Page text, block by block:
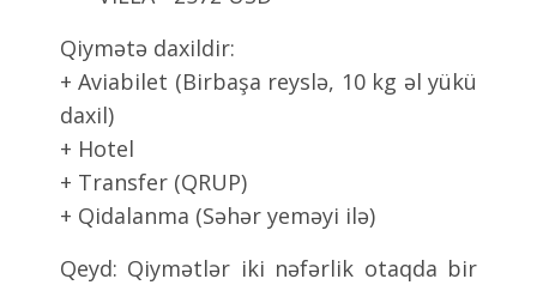
Qiymətə daxildir:
+ Aviabilet (Birbaşa reyslə, 10 kg əl yükü
daxil)
+ Hotel
+ Transfer (QRUP)
+ Qidalanma (Səhər yeməyi ilə)
Qeyd: Qiymətlər iki nəfərlik otaqda bir